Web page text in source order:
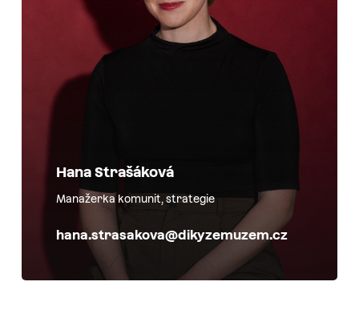
Hana Strašáková
Manažerka komunit, strategie
hana.strasakova@dikyzemuzem.cz